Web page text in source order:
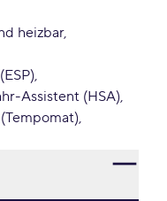
heizbar
Assistent (HSA)